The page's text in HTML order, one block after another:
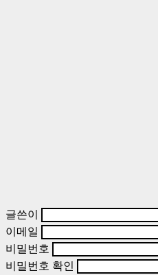
글쓴이
이메일
비밀번호
비밀번호 확인